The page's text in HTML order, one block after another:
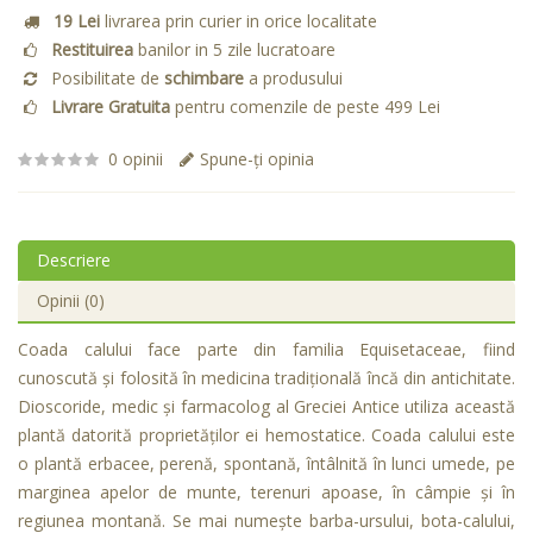
19 Lei livrarea prin curier in orice localitate
Restituirea banilor in 5 zile lucratoare
Posibilitate de schimbare a produsului
Livrare Gratuita pentru comenzile de peste 499 Lei
0 opinii Spune-ţi opinia
Descriere
Opinii (0)
Coada calului face parte din familia Equisetaceae, fiind
cunoscută şi folosită în medicina tradiţională încă din antichitate.
Dioscoride, medic şi farmacolog al Greciei Antice utiliza această
plantă datorită proprietăţilor ei hemostatice. Coada calului este
o plantă erbacee, perenă, spontană, întâlnită în lunci umede, pe
marginea apelor de munte, terenuri apoase, în câmpie şi în
regiunea montană. Se mai numeşte barba-ursului, bota-calului,